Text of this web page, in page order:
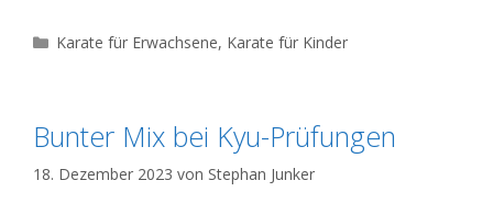
Kategorien
Karate für Erwachsene, Karate für Kinder
Bunter Mix bei Kyu-Prüfungen
18. Dezember 2023 von Stephan Junker